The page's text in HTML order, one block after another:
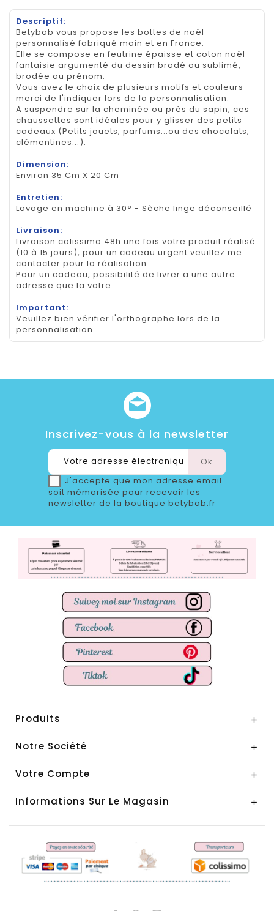
Descriptif:
Betybab vous propose les bottes de noël
personnalisé fabriqué main et en France.
Elle se compose en feutrine épaisse et coton noël
fantaisie argumenté du dessin brodé ou sublimé,
brodée au prénom.
Vous avez le choix de plusieurs motifs et couleurs
merci de l'indiquer lors de la personnalisation.
A suspendre sur la cheminée ou près du sapin, ces
chaussettes sont idéales pour y glisser des petits
cadeaux (Petits jouets, parfums...ou des chocolats,
clémentines...).
Dimension:
Environ 35 Cm X 20 Cm
Entretien:
Lavage en machine à 30° - Sèche linge déconseillé
Livraison:
Livraison colissimo 48h une fois votre produit réalisé
(10 à 15 jours), pour un cadeau urgent veuillez me
contacter pour la réalisation.
Pour un cadeau, possibilité de livrer a une autre
adresse que la votre.
Important:
Veuillez bien vérifier l'orthographe lors de la
personnalisation.
Inscrivez-vous à la newsletter
J'accepte que mon adresse email
soit mémorisée pour recevoir les
newsletter de la boutique betybab.fr
Produits 
Notre Société 
Votre Compte 
Informations Sur Le Magasin 